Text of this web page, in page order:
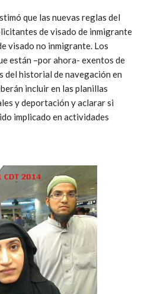
que las nuevas reglas del
de visado de inmigrante
visado no inmigrante. Los
están –por ahora- exentos de
del historial de navegación en
incluir en las planillas
y deportación y aclarar si
implicado en actividades